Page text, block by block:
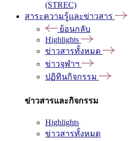
(STREC)
สาระความรู้และข่าวสาร
ย้อนกลับ
Highlights
ข่าวสารทั้งหมด
ข่าวจุฬาฯ
ปฏิทินกิจกรรม
ข่าวสารและกิจกรรม
Highlights
ข่าวสารทั้งหมด